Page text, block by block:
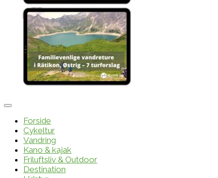
Forside
Cykeltur
Vandring
Kano & kajak
Friluftsliv & Outdoor
Destination